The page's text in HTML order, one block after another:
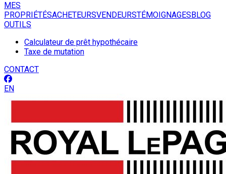
MES
PROPRIÉTÉSACHETEURSVENDEURSTÉMOIGNAGESBLOG
OUTILS
Calculateur de prêt hypothécaire
Taxe de mutation
CONTACT
EN